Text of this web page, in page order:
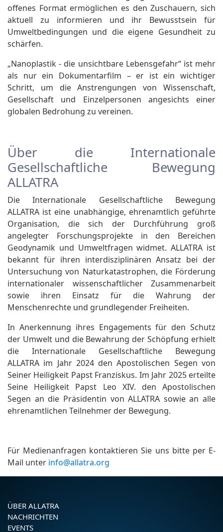
offenes Format ermöglichen es den Zuschauern, sich
aktuell zu informieren und ihr Bewusstsein für
Umweltbedingungen und die eigene Gesundheit zu
schärfen.
„Nanoplastik - die unsichtbare Lebensgefahr“ ist mehr
als nur ein Dokumentarfilm – er ist ein wichtiger
Schritt, um die Anstrengungen von Wissenschaft,
Gesellschaft und Einzelpersonen angesichts einer
globalen Bedrohung zu vereinen.
Über die Internationale
Gesellschaftliche Bewegung
ALLATRA
Die Internationale Gesellschaftliche Bewegung
ALLATRA ist eine unabhängige, ehrenamtlich geführte
Organisation, die sich der Durchführung groß
angelegter Forschungsprojekte in den Bereichen
Geodynamik und Umweltfragen widmet. ALLATRA ist
bekannt für ihren interdisziplinären Ansatz bei der
Untersuchung von Naturkatastrophen, die Förderung
internationaler wissenschaftlicher Zusammenarbeit
sowie ihren Einsatz für die Wahrung der
Menschenrechte und grundlegender Freiheiten.
In Anerkennung ihres Engagements für den Schutz
der Umwelt und die Bewahrung der Schöpfung erhielt
die Internationale Gesellschaftliche Bewegung
ALLATRA im Jahr 2024 den Apostolischen Segen von
Seiner Heiligkeit Papst Franziskus. Im Jahr 2025 erteilte
Seine Heiligkeit Papst Leo XIV. den Apostolischen
Segen an die Präsidentin von ALLATRA sowie an alle
ehrenamtlichen Teilnehmer der Bewegung.
Für Medienanfragen kontaktieren Sie uns bitte per E-
Mail unter info@allatra.org
ÜBER ALLATRA
NACHRICHTEN
EVENTS